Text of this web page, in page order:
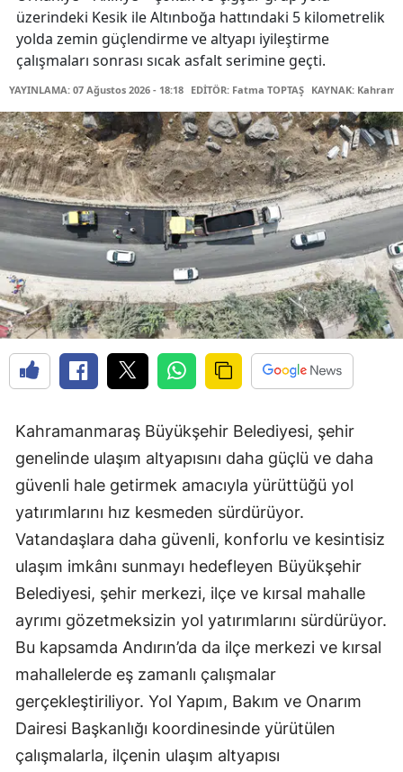
üzerindeki Kesik ile Altınboğa hattındaki 5 kilometrelik
yolda zemin güçlendirme ve altyapı iyileştirme
çalışmaları sonrası sıcak asfalt serimine geçti.
YAYINLAMA: 07 Ağustos 2026 - 18:18 EDİTÖR: Fatma TOPTAŞ KAYNAK:
Kahramanmaraş Büyükşehir Belediyesi, şehir
genelinde ulaşım altyapısını daha güçlü ve daha
güvenli hale getirmek amacıyla yürüttüğü yol
yatırımlarını hız kesmeden sürdürüyor.
Vatandaşlara daha güvenli, konforlu ve kesintisiz
ulaşım imkânı sunmayı hedefleyen Büyükşehir
Belediyesi, şehir merkezi, ilçe ve kırsal mahalle
ayrımı gözetmeksizin yol yatırımlarını sürdürüyor.
Bu kapsamda Andırın’da da ilçe merkezi ve kırsal
mahallelerde eş zamanlı çalışmalar
gerçekleştiriliyor. Yol Yapım, Bakım ve Onarım
Dairesi Başkanlığı koordinesinde yürütülen
çalışmalarla, ilçenin ulaşım altyapısı